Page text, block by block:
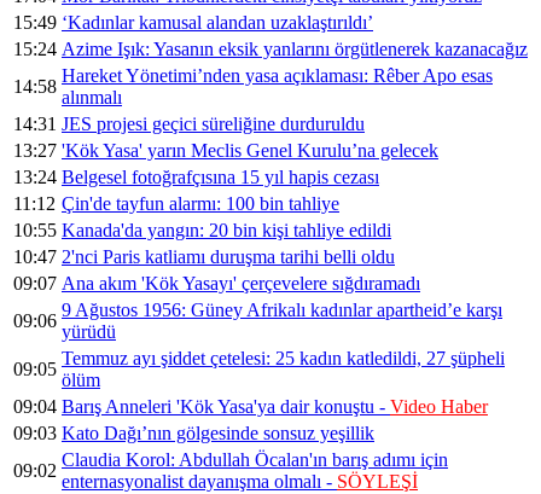
15:49 ‘Kadınlar kamusal alandan uzaklaştırıldı’
15:24 Azime Işık: Yasanın eksik yanlarını örgütlenerek kazanacağız
14:58
Hareket Yönetimi’nden yasa açıklaması: Rêber Apo esas
alınmalı
14:31 JES projesi geçici süreliğine durduruldu
13:27 'Kök Yasa' yarın Meclis Genel Kurulu’na gelecek
13:24 Belgesel fotoğrafçısına 15 yıl hapis cezası
11:12 Çin'de tayfun alarmı: 100 bin tahliye
10:55 Kanada'da yangın: 20 bin kişi tahliye edildi
10:47 2'nci Paris katliamı duruşma tarihi belli oldu
09:07 Ana akım 'Kök Yasayı' çerçevelere sığdıramadı
09:06
9 Ağustos 1956: Güney Afrikalı kadınlar apartheid’e karşı
yürüdü
09:05
Temmuz ayı şiddet çetelesi: 25 kadın katledildi, 27 şüpheli
ölüm
09:04 Barış Anneleri 'Kök Yasa'ya dair konuştu - Video Haber
09:03 Kato Dağı’nın gölgesinde sonsuz yeşillik
09:02
Claudia Korol: Abdullah Öcalan'ın barış adımı için
enternasyonalist dayanışma olmalı - SÖYLEŞİ